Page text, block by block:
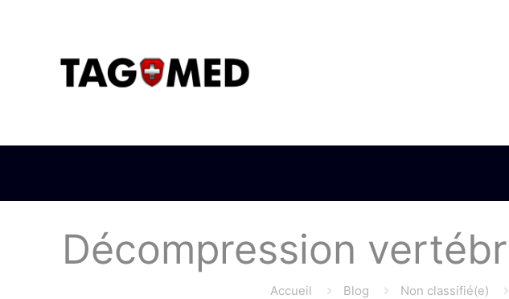
Décompression
Accueil Blog Non classifié(e)